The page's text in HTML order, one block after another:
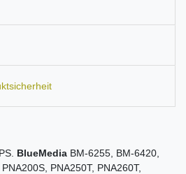
BlueMedia BM-6255, BM-6420,
PNA200S, PNA250T, PNA260T,